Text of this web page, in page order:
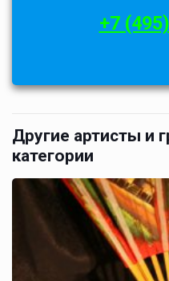
+7
Другие артисты и
категории